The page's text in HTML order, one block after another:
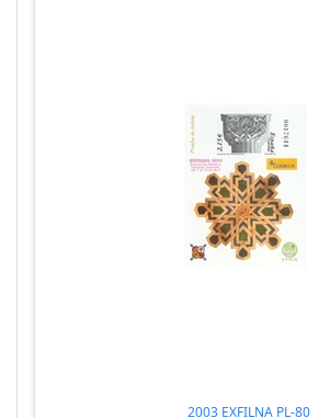
2003 EXFILNA PL-80